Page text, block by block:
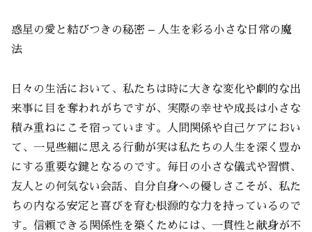
惑星の愛と結びつきの秘密 – 人生を彩る小さな日常の魔
法
日々の生活において、私たちは時に大きな変化や劇的な出
来事に目を奪われがちですが、実際の幸せや成長は小さな
積み重ねにこそ宿っています。人間関係や自己ケアにおい
て、一見些細に思える行動が実は私たちの人生を深く豊か
にする重要な鍵となるのです。毎日の小さな儀式や習慣、
友人との何気ない会話、自分自身への優しさこそが、私た
ちの内なる安定と喜びを育む根源的な力を持っているので
す。信頼できる関係性を築くためには、一貫性と献身が不